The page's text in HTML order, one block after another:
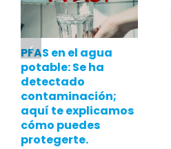
PFAS en el agua
potable: Se ha
detectado
contaminación;
aquí te explicamos
cómo puedes
protegerte.